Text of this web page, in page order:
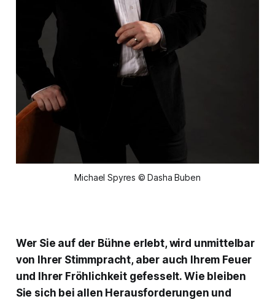
Michael Spyres © Dasha Buben
Wer Sie auf der Bühne erlebt, wird unmittelbar
von Ihrer Stimmpracht, aber auch Ihrem Feuer
und Ihrer Fröhlichkeit gefesselt. Wie bleiben
Sie sich bei allen Herausforderungen und